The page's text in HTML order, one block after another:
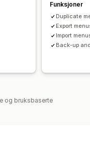
Funksjoner
Duplicate
Export
Import
Back-up
og bruksbaserte